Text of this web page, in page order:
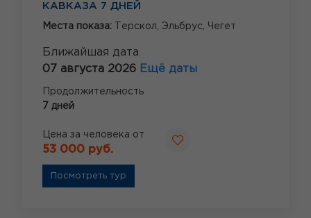
КАВКАЗА 7 ДНЕЙ
Места показа: Терскол, Эльбрус, Чегет
Ближайшая дата
07 августа 2026 Ещё даты
Продолжительность
7 дней
Цена за человека от
53 000 руб.
Посмотреть тур